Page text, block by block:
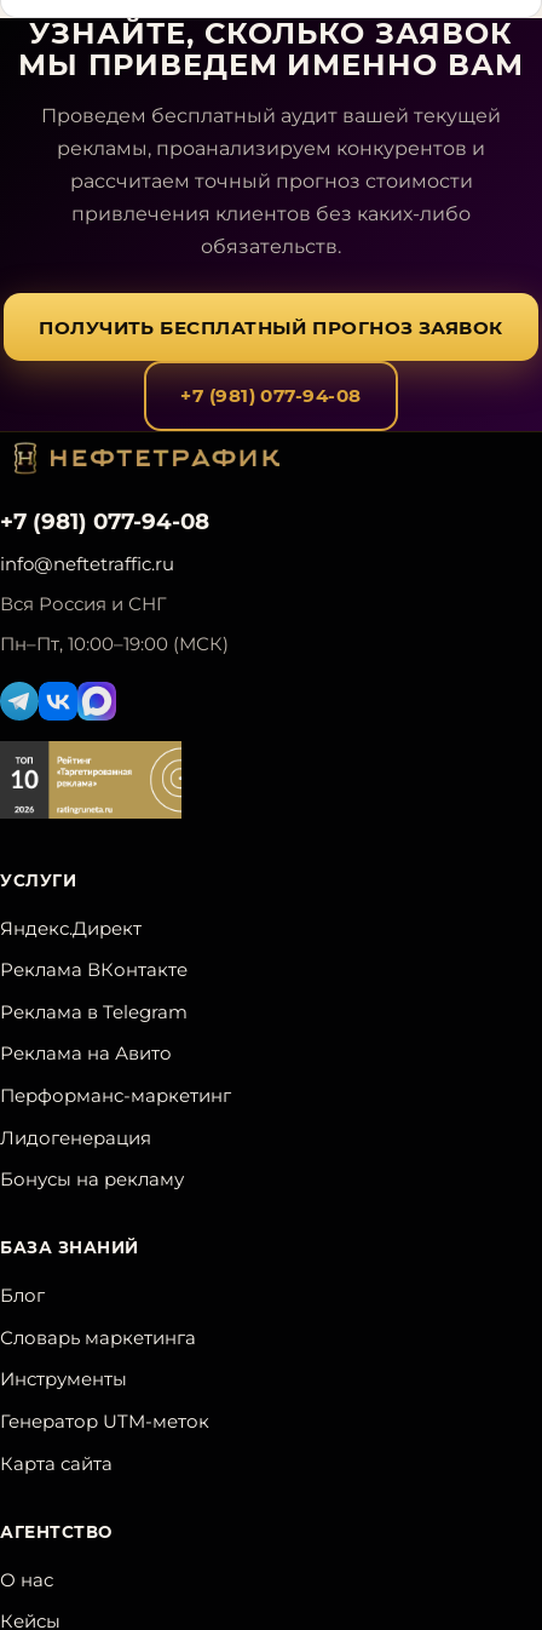
УЗНАЙТЕ, СКОЛЬКО ЗАЯВОК
МЫ ПРИВЕДЕМ ИМЕННО ВАМ
Проведем бесплатный аудит вашей текущей
рекламы, проанализируем конкурентов и
рассчитаем точный прогноз стоимости
привлечения клиентов без каких-либо
обязательств.
ПОЛУЧИТЬ БЕСПЛАТНЫЙ ПРОГНОЗ ЗАЯВОК
+7 (981) 077-94-08
+7 (981) 077-94-08
info@neftetraffic.ru
Вся Россия и СНГ
Пн–Пт, 10:00–19:00 (МСК)
УСЛУГИ
Яндекс.Директ
Реклама ВКонтакте
Реклама в Telegram
Реклама на Авито
Перформанс-маркетинг
Лидогенерация
Бонусы на рекламу
БАЗА ЗНАНИЙ
Блог
Словарь маркетинга
Инструменты
Генератор UTM-меток
Карта сайта
АГЕНТСТВО
О нас
Кейсы